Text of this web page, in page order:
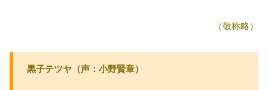
（敬称略）
黒子テツヤ（声：小野賢章）